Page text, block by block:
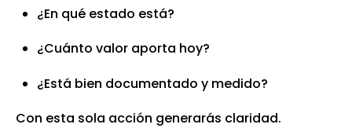
¿En qué estado está?
¿Cuánto valor aporta hoy?
¿Está bien documentado y medido?
Con esta sola acción generarás claridad.